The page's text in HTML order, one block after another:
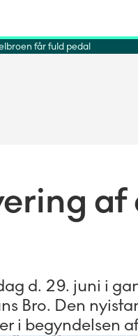
får fuld pedal
af
d. 29. juni i
Bro. Den
i begyndelsen